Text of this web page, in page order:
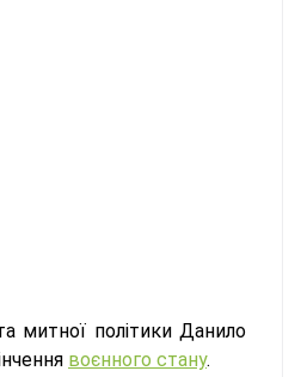
митної політики Данило
воєнного стану.